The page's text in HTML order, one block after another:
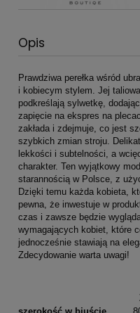
Opis
Prawdziwa perełka wśród
i kobiecym stylem. Jej
podkreślają sylwetkę,
zapięcie na ekspres na
zakłada i zdejmuje, co jest
szybkich zmian stroju.
lekkości i subtelności, a
charakter. Ten wyjątkowy
starannością w Polsce, z
Dzięki temu każda kobieta,
pewna, że inwestuje w
czas i zawsze będzie
wymagających kobiet, które
jednocześnie stawiają na
Zdecydowanie warta uwagi!